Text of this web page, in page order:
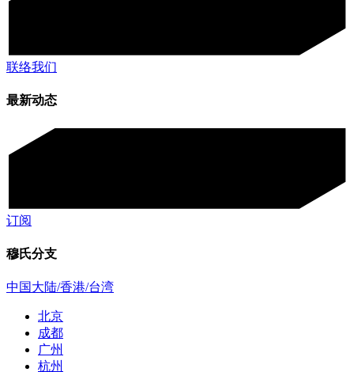
联络我们
最新动态
订阅
穆氏分支
中国大陆/香港/台湾
北京
成都
广州
杭州